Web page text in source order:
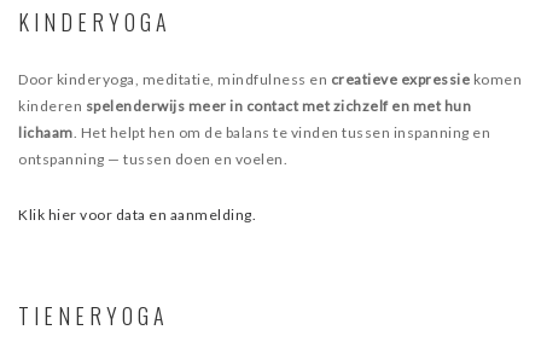
KINDERYOGA
Door kinderyoga, meditatie, mindfulness en creatieve expressie komen
kinderen spelenderwijs meer in contact met zichzelf en met hun
lichaam. Het helpt hen om de balans te vinden tussen inspanning en
ontspanning — tussen doen en voelen.
Klik hier voor data en aanmelding.
TIENERYOGA